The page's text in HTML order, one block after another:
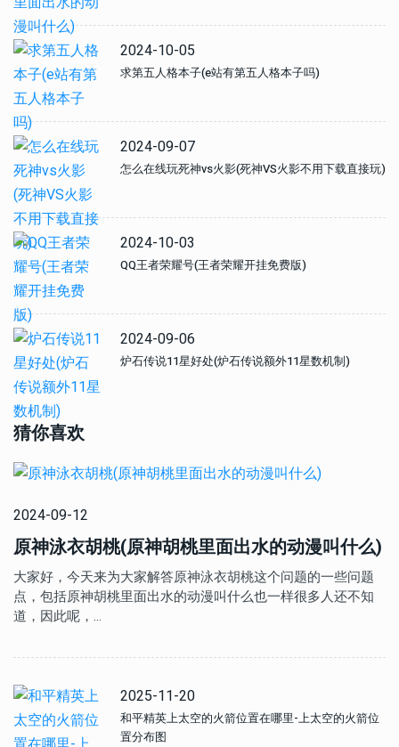
2024-10-05
求第五人格本子(e站有第五人格本子吗)
2024-09-07
怎么在线玩死神vs火影(死神VS火影不用下载直接玩)
2024-10-03
QQ王者荣耀号(王者荣耀开挂免费版)
2024-09-06
炉石传说11星好处(炉石传说额外11星数机制)
猜你喜欢
2024-09-12
原神泳衣胡桃(原神胡桃里面出水的动漫叫什么)
大家好，今天来为大家解答原神泳衣胡桃这个问题的一些问题
点，包括原神胡桃里面出水的动漫叫什么也一样很多人还不知
道，因此呢，…
2025-11-20
和平精英上太空的火箭位置在哪里-上太空的火箭位
置分布图